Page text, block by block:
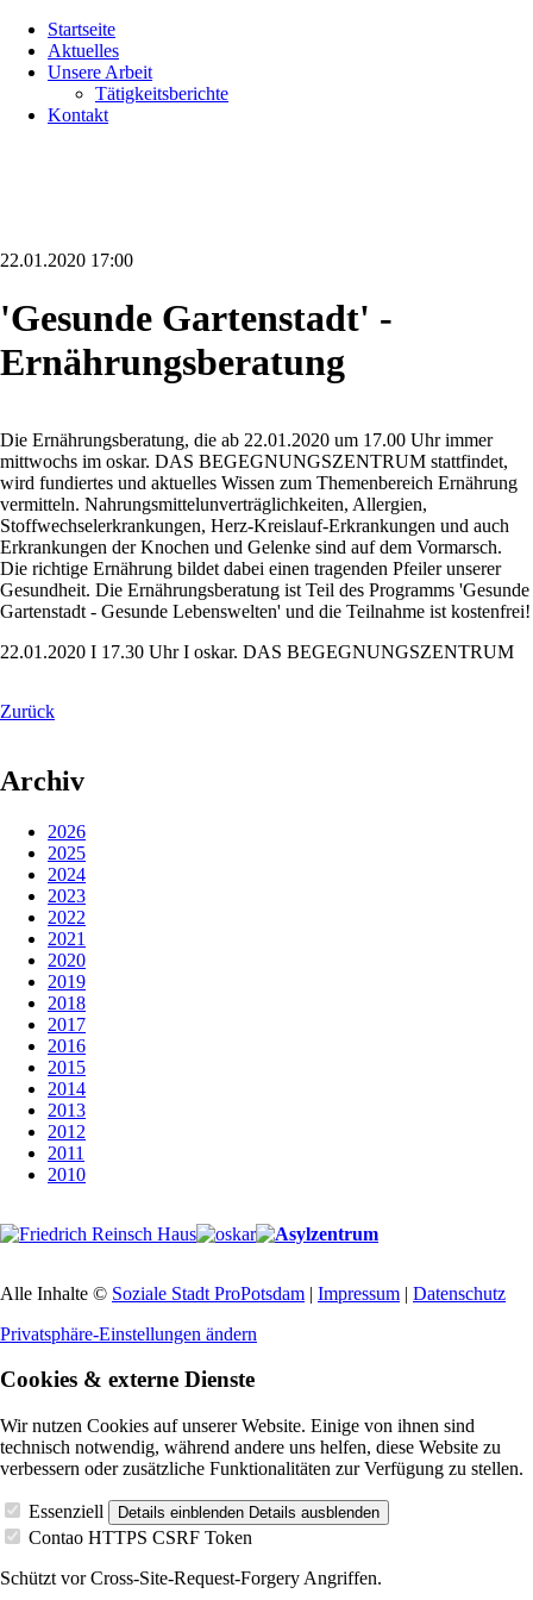
überspringen
Startseite
Aktuelles
Unsere Arbeit
Tätigkeitsberichte
Kontakt
22.01.2020 17:00
'Gesunde Gartenstadt' -
Ernährungsberatung
Die Ernährungsberatung, die ab 22.01.2020 um 17.00 Uhr immer
mittwochs im oskar. DAS BEGEGNUNGSZENTRUM stattfindet,
wird fundiertes und aktuelles Wissen zum Themenbereich Ernährung
vermitteln. Nahrungsmittelunverträglichkeiten, Allergien,
Stoffwechselerkrankungen, Herz-Kreislauf-Erkrankungen und auch
Erkrankungen der Knochen und Gelenke sind auf dem Vormarsch.
Die richtige Ernährung bildet dabei einen tragenden Pfeiler unserer
Gesundheit. Die Ernährungsberatung ist Teil des Programms 'Gesunde
Gartenstadt - Gesunde Lebenswelten' und die Teilnahme ist kostenfrei!
22.01.2020 I 17.30 Uhr I oskar. DAS BEGEGNUNGSZENTRUM
Zurück
Archiv
2026
2025
2024
2023
2022
2021
2020
2019
2018
2017
2016
2015
2014
2013
2012
2011
2010
Alle Inhalte © Soziale Stadt ProPotsdam | Impressum | Datenschutz
Privatsphäre-Einstellungen ändern
Cookies & externe Dienste
Wir nutzen Cookies auf unserer Website. Einige von ihnen sind
technisch notwendig, während andere uns helfen, diese Website zu
verbessern oder zusätzliche Funktionalitäten zur Verfügung zu stellen.
Essenziell Details einblenden Details ausblenden
Contao HTTPS CSRF Token
Schützt vor Cross-Site-Request-Forgery Angriffen.